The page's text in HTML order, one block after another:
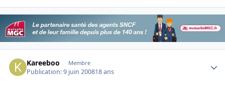
Kareeboo Membre
Publication:9 juin 200818 ans